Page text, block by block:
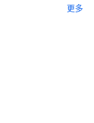
更多